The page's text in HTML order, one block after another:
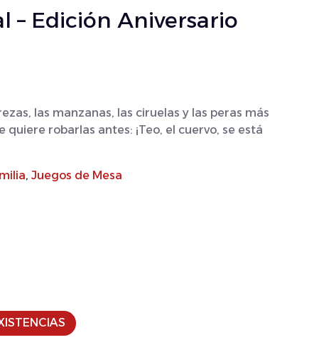
– Edición Aniversario
las manzanas, las ciruelas y las peras más
quiere robarlas antes: ¡Teo, el cuervo, se está
, Juegos de Mesa